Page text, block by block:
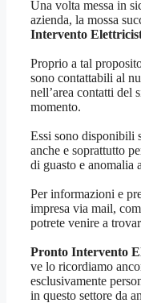
Una volta messa in
azienda, la mossa
Intervento
Proprio a tal
sono contattabili al
nell’area contatti del
momento.
Essi sono disponibili
anche e soprattutto
di guasto e anomalia
Per informazioni e
impresa via mail,
potrete venire a
Pronto Intervento
ve lo ricordiamo
esclusivamente
in questo settore da